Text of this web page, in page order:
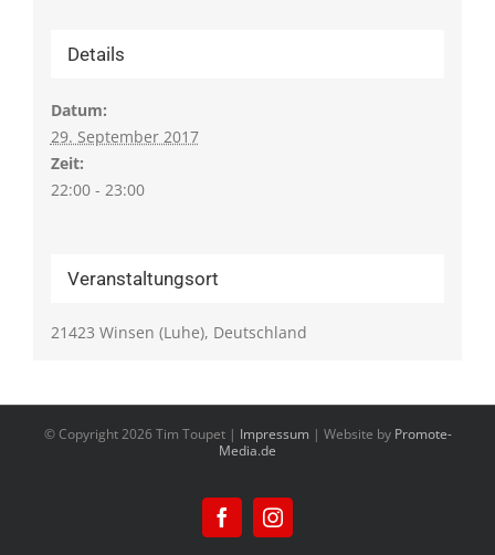
Details
Datum:
29. September 2017
Zeit:
22:00 - 23:00
Veranstaltungsort
21423 Winsen (Luhe), Deutschland
© Copyright2026 Tim Toupet | Impressum | Website by Promote-
Media.de
FacebookInstagram